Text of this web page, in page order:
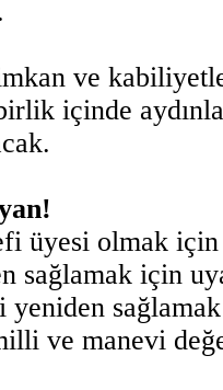
ve
içinde
üyesi olmak
sağlamak için
ve manevi